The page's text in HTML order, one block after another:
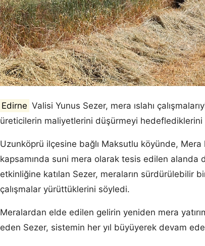
Edirne Valisi Yunus Sezer, mera ıslahı
üreticilerin maliyetlerini düşürmeyi
Uzunköprü ilçesine bağlı Maksutlu köyünde, Mera
kapsamında suni mera olarak tesis edilen alanda
etkinliğine katılan Sezer, meraların sürdürülebilir
çalışmalar yürüttüklerini söyledi.
Meralardan elde edilen gelirin yeniden mera
eden Sezer, sistemin her yıl büyüyerek devam